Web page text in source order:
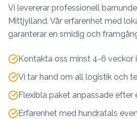
Vi levererar professionell
Mittjylland. Vår erfarenhet med
garanterar en smidig och
Kontakta oss minst 4-6 veckor
Vi tar hand om all logistik och
Flexibla paket anpassade efter
Erfarenhet med hundratals